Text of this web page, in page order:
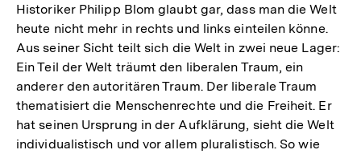
Historiker Philipp Blom glaubt gar, dass man die Welt
heute nicht mehr in rechts und links einteilen könne.
Aus seiner Sicht teilt sich die Welt in zwei neue Lager:
Ein Teil der Welt träumt den liberalen Traum, ein
anderer den autoritären Traum. Der liberale Traum
thematisiert die Menschenrechte und die Freiheit. Er
hat seinen Ursprung in der Aufklärung, sieht die Welt
individualistisch und vor allem pluralistisch. So wie